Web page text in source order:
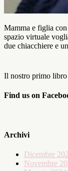
Mamma e figlia
spazio virtuale
due chiacchiere e
Il nostro primo
Find us on
Archivi
Dicembre
Novembre